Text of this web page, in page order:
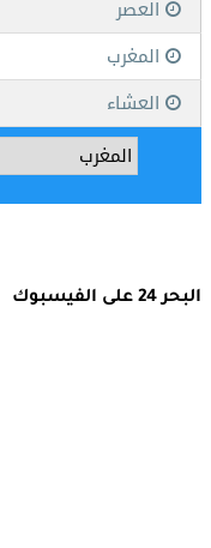
البحر 24 على الفيسبوك